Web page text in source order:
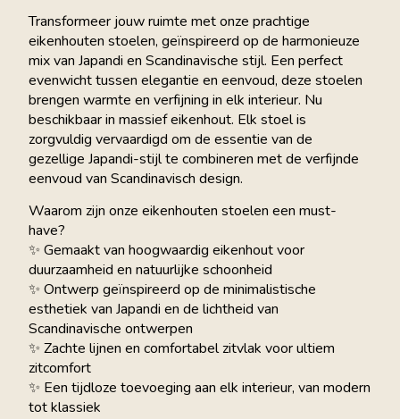
Transformeer jouw ruimte met onze prachtige
eikenhouten stoelen, geïnspireerd op de harmonieuze
mix van Japandi en Scandinavische stijl. Een perfect
evenwicht tussen elegantie en eenvoud, deze stoelen
brengen warmte en verfijning in elk interieur. Nu
beschikbaar in massief eikenhout. Elk stoel is
zorgvuldig vervaardigd om de essentie van de
gezellige Japandi-stijl te combineren met de verfijnde
eenvoud van Scandinavisch design.
Waarom zijn onze eikenhouten stoelen een must-
have?
✨ Gemaakt van hoogwaardig eikenhout voor
duurzaamheid en natuurlijke schoonheid
✨ Ontwerp geïnspireerd op de minimalistische
esthetiek van Japandi en de lichtheid van
Scandinavische ontwerpen
✨ Zachte lijnen en comfortabel zitvlak voor ultiem
zitcomfort
✨ Een tijdloze toevoeging aan elk interieur, van modern
tot klassiek